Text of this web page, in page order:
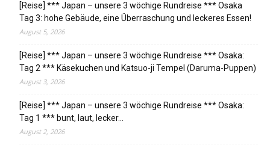
[Reise] *** Japan – unsere 3 wöchige Rundreise *** Osaka
Tag 3: hohe Gebäude, eine Überraschung und leckeres Essen!
August 5, 2026
[Reise] *** Japan – unsere 3 wöchige Rundreise *** Osaka:
Tag 2 *** Käsekuchen und Katsuo-ji Tempel (Daruma-Puppen)
August 3, 2026
[Reise] *** Japan – unsere 3 wöchige Rundreise *** Osaka:
Tag 1 *** bunt, laut, lecker…
August 2, 2026